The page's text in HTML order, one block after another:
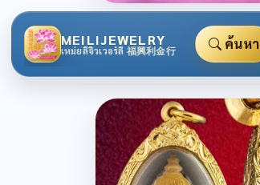
MEILIJEWELRY
เหม่ยลี่จิวเวอร์ลี่ 福興利金行 ค้นหา